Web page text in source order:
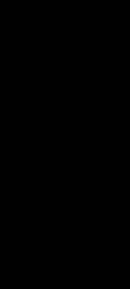
"künstliche
und die
Sie bestehen
beidem und
verankerten Halt.
verzichtet
implantieren.